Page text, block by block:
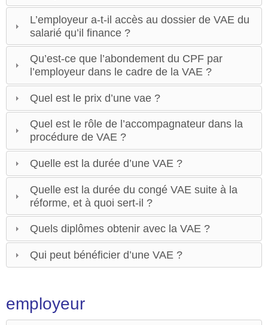
L’employeur a-t-il accès au dossier de VAE du
salarié qu’il finance ?
Qu’est-ce que l’abondement du CPF par
l’employeur dans le cadre de la VAE ?
Quel est le prix d’une vae ?
Quel est le rôle de l’accompagnateur dans la
procédure de VAE ?
Quelle est la durée d’une VAE ?
Quelle est la durée du congé VAE suite à la
réforme, et à quoi sert-il ?
Quels diplômes obtenir avec la VAE ?
Qui peut bénéficier d’une VAE ?
employeur